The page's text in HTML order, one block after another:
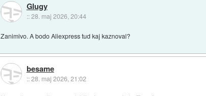
Glugy
::28. maj 2026, 20:44
Zanimivo. A bodo Aliexpress tud kaj kaznoval?
besame
::28. maj 2026, 21:02